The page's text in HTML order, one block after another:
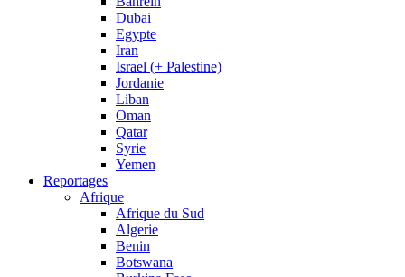
Dubai
Egypte
Iran
Israel (+ Palestine)
Jordanie
Liban
Oman
Qatar
Syrie
Yemen
Reportages
Afrique
Afrique du Sud
Algerie
Benin
Botswana